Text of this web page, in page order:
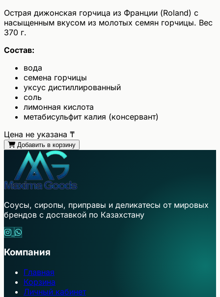
Острая дижонская горчица из Франции (Roland) с
насыщенным вкусом из молотых семян горчицы. Вес
370 г.
Состав:
вода
семена горчицы
уксус дистиллированный
соль
лимонная кислота
метабисульфит калия (консервант)
Цена не указана ₸
Добавить в корзину
Соусы, сиропы, приправы и деликатесы от мировых
брендов с доставкой по Казахстану
Компания
Главная
Корзина
Личный кабинет